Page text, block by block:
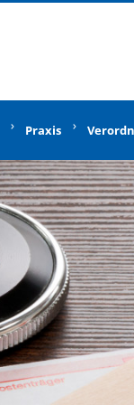
Praxis